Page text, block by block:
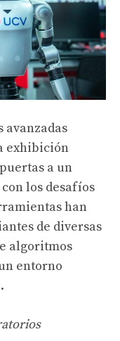
avanzadas
exhibición
a un
los desafíos
han
de diversas
algoritmos
entorno